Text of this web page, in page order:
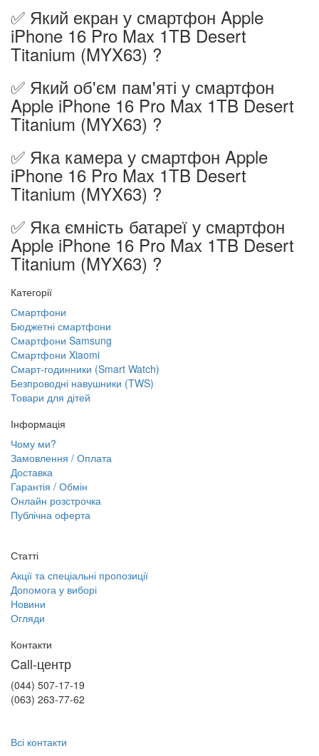
✅ Який екран у смартфон Apple
iPhone 16 Pro Max 1TB Desert
Titanium (MYX63) ?
✅ Який об'єм пам'яті у смартфон
Apple iPhone 16 Pro Max 1TB Desert
Titanium (MYX63) ?
✅ Яка камера у смартфон Apple
iPhone 16 Pro Max 1TB Desert
Titanium (MYX63) ?
✅ Яка ємність батареї у смартфон
Apple iPhone 16 Pro Max 1TB Desert
Titanium (MYX63) ?
Категорії
Смартфони
Бюджетні смартфони
Смартфони Samsung
Смартфони Xiaomi
Смарт-годинники (Smart Watch)
Безпроводні навушники (TWS)
Товари для дітей
Інформація
Чому ми?
Замовлення / Оплата
Доставка
Гарантія / Обмін
Онлайн розстрочка
Публічна оферта
Статті
Акції та спеціальні пропозиції
Допомога у виборі
Новини
Огляди
Контакти
Call-центр
(044) 507-17-19
(063) 263-77-62
Всі контакти